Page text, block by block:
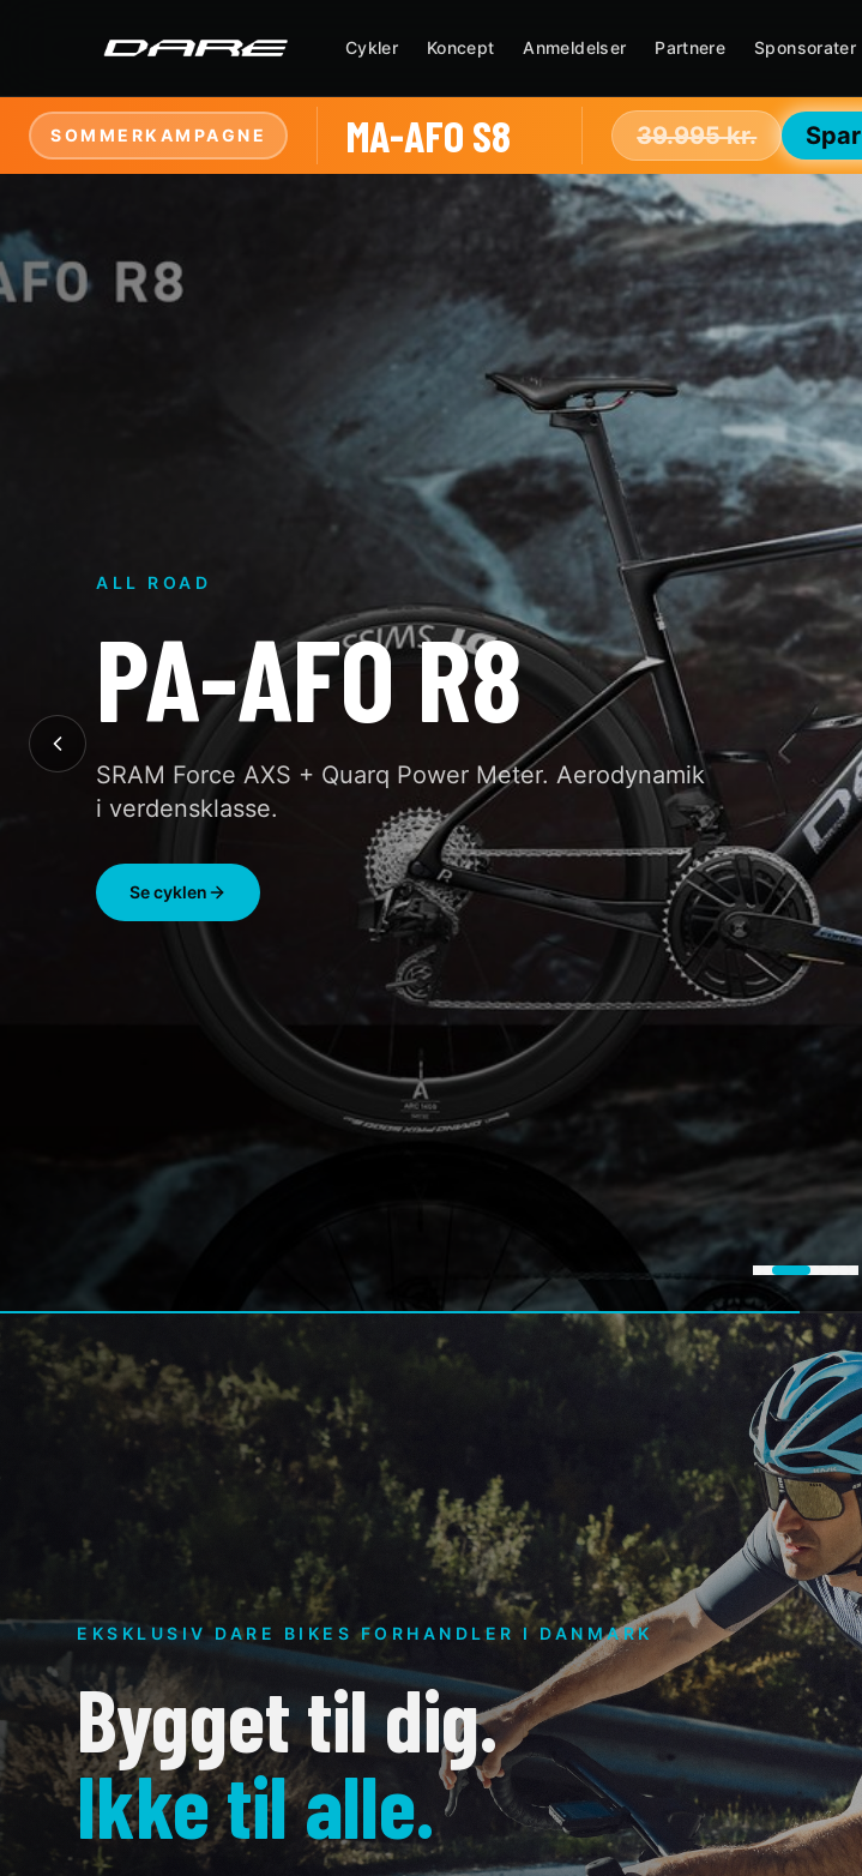
Cykler Koncept Anmeldelser Partnere Sponsorater
SOMMERKAMPAGNE MA-AFO S8 39.995 kr. Spar
ALL ROAD
PA-AFO R8
SRAM Force AXS + Quarq Power Meter. Aerodynamik
i verdensklasse.
Se cyklen
EKSKLUSIV DARE BIKES FORHANDLER I DANMARK
Bygget til dig.
Ikke til alle.